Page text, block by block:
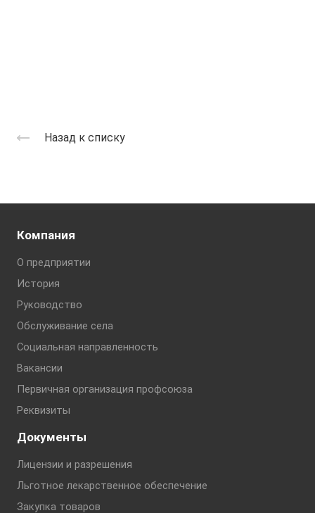
Назад к списку
Компания
О предприятии
История
Руководство
Обслуживание села
Социальная направленность
Вакансии
Первичная организация профсоюза
Реквизиты
Документы
Лицензии и разрешения
Льготное лекарственное обеспечение
Закупка товаров